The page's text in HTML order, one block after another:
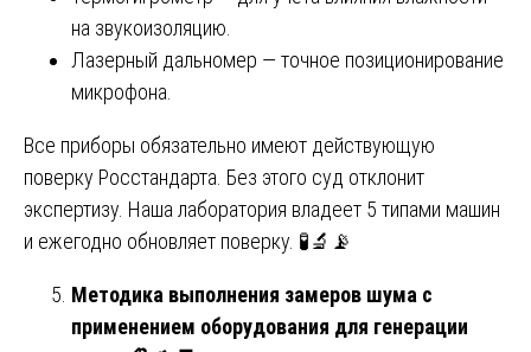
на звукоизоляцию.
Лазерный дальномер — точное позиционирование
микрофона.
Все приборы обязательно имеют действующую
поверку Росстандарта. Без этого суд отклонит
экспертизу. Наша лаборатория владеет 5 типами машин
и ежегодно обновляет поверку. 🧪🔬📡
Методика выполнения замеров шума с
применением оборудования для генерации